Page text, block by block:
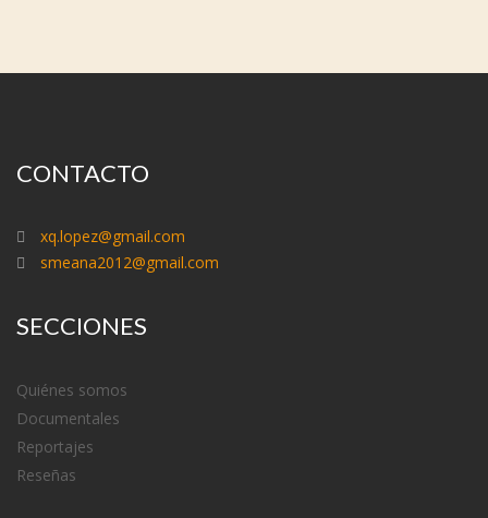
CONTACTO
xq.lopez@gmail.com
smeana2012@gmail.com
SECCIONES
Quiénes somos
Documentales
Reportajes
Reseñas